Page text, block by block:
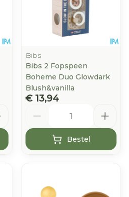
Bibs
Bibs 2 Fopspeen
Boheme Duo Glowdark
Blush&vanilla
€ 13,94
Bestel